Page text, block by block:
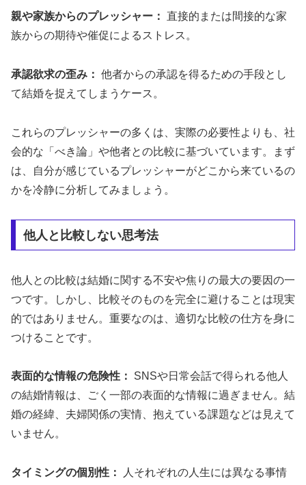
親や家族からのプレッシャー： 直接的または間接的な家
族からの期待や催促によるストレス。
承認欲求の歪み： 他者からの承認を得るための手段とし
て結婚を捉えてしまうケース。
これらのプレッシャーの多くは、実際の必要性よりも、社
会的な「べき論」や他者との比較に基づいています。まず
は、自分が感じているプレッシャーがどこから来ているの
かを冷静に分析してみましょう。
他人と比較しない思考法
他人との比較は結婚に関する不安や焦りの最大の要因の一
つです。しかし、比較そのものを完全に避けることは現実
的ではありません。重要なのは、適切な比較の仕方を身に
つけることです。
表面的な情報の危険性：
SNSや日常会話で得られる他人
の結婚情報は、ごく一部の表面的な情報に過ぎません。結
婚の経緯、夫婦関係の実情、抱えている課題などは見えて
いません。
タイミングの個別性：
人それぞれの人生には異なる事情